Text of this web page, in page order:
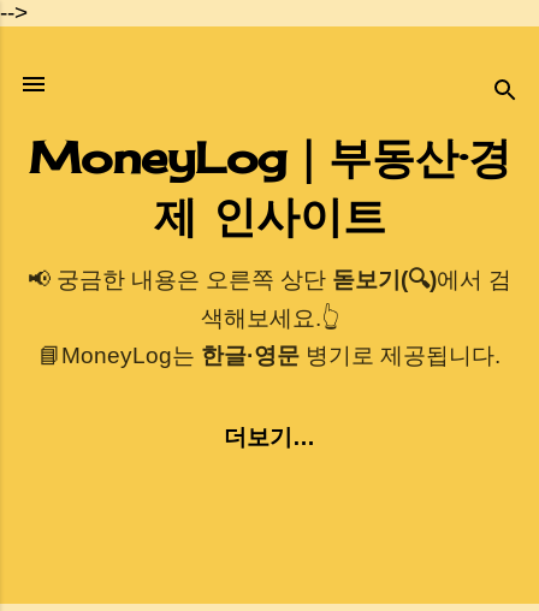
-->
기본 콘텐츠로 건너뛰기
MoneyLog｜부동산·경
제 인사이트
📢 궁금한 내용은 오른쪽 상단 돋보기(🔍)에서 검
색해보세요.👆
📘MoneyLog는 한글·영문 병기로 제공됩니다.
더보기…